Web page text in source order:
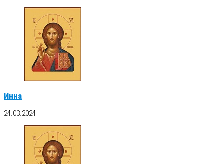
Инна
24.03.2024